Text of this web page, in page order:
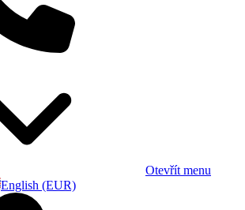
Otevřít menu
English (EUR)